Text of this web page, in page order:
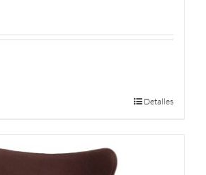
Detalles